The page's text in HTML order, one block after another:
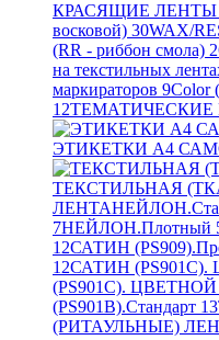
КРАСЯЩИЕ ЛЕНТЫ
восковой) 30WAX/
(RR - риббон смола)
на текстильных
маркираторов 9Color
12ТЕМАТИЧЕСКИЕ
ЭТИКЕТКИ А4
ТЕКСТИЛЬНАЯ
ЛЕНТА
7НЕЙЛОН.Плотный
12САТИН
12САТИН
(PS901C).
(PS901B).Стандарт 13
(РИТАУЛЬНЫЕ)